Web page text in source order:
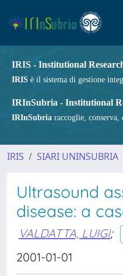
IRIS - Institutional
IRIS è il sistema di gestione
IRInSubria - Institutional
IRInSubria raccoglie,
IRIS SIARI UNINSUBRIA
Ultrasound
disease: a
VALDATTA, LUIGI;
2001-01-01